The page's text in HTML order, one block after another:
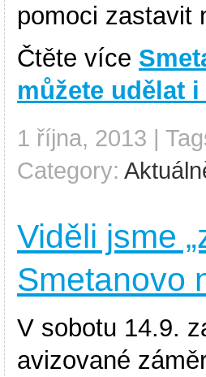
pomoci zastavit
Čtěte více
můžete udělat i
1 října, 2013 |
Category:
Viděli jsme
Smetanovo
V sobotu 14.9.
avizované